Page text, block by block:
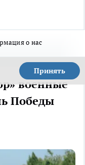
о нас
Принять
военные
Победы